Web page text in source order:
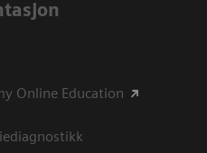
Online Education